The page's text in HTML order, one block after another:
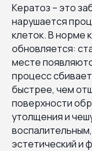
Кератоз – это
нарушается
клеток. В норме
обновляется:
месте
процесс
быстрее, чем
поверхности
утолщения и
эстетический и